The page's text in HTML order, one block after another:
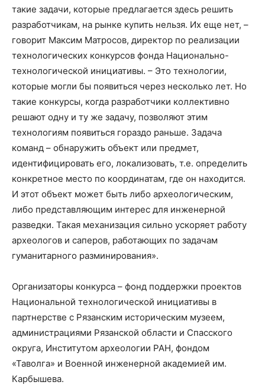
такие задачи, которые предлагается здесь решить
разработчикам, на рынке купить нельзя. Их еще нет, –
говорит Максим Матросов, директор по реализации
технологических конкурсов фонда Национально-
технологической инициативы. – Это технологии,
которые могли бы появиться через несколько лет. Но
такие конкурсы, когда разработчики коллективно
решают одну и ту же задачу, позволяют этим
технологиям появиться гораздо раньше. Задача
команд – обнаружить объект или предмет,
идентифицировать его, локализовать, т.е. определить
конкретное место по координатам, где он находится.
И этот объект может быть либо археологическим,
либо представляющим интерес для инженерной
разведки. Такая механизация сильно ускоряет работу
археологов и саперов, работающих по задачам
гуманитарного разминирования».
Организаторы конкурса – фонд поддержки проектов
Национальной технологической инициативы в
партнерстве с Рязанским историческим музеем,
администрациями Рязанской области и Спасского
округа, Институтом археологии РАН, фондом
«Таволга» и Военной инженерной академией им.
Карбышева.